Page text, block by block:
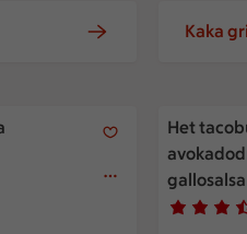
Kaka
har 0 kommentarer
Het
gallosalsa
Betyg 3.3
4
Het